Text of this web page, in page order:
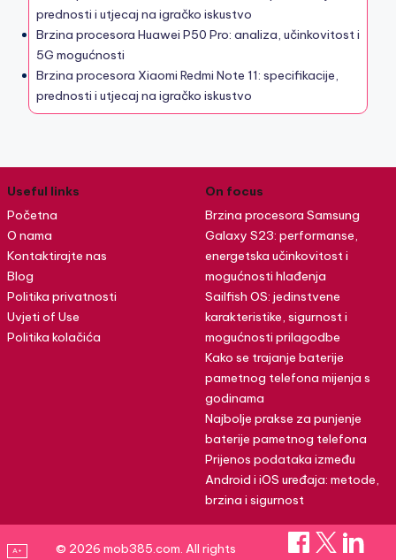
Možda će vam se svidjeti
Brzina procesora Xiaomi Redmi Note 11: specifikacije,
prednosti i utjecaj na igračko iskustvo
Brzina procesora Huawei P50 Pro: analiza, učinkovitost i
5G mogućnosti
Useful links
Početna
O nama
Kontaktirajte nas
Blog
Politika privatnosti
On focus
Brzina procesora Samsung
Galaxy S23: performanse,
energetska učinkovitost i
mogućnosti hlađenja
Sailfish OS: jedinstvene
karakteristike, sigurnost i
mogućnosti prilagodbe
Kako se trajanje baterije
pametnog telefona mijenja s
godinama
Najbolje prakse za punjenje
baterije pametnog telefona
Prijenos podataka između
Android i iOS uređaja: metode,
brzina i sigurnost